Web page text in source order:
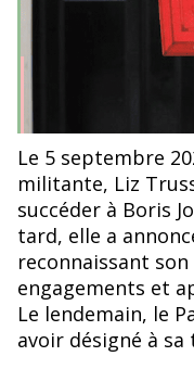
Le 5 septembre
militante, Liz
succéder à Boris
tard, elle a
reconnaissant
engagements et
Le lendemain, le
avoir désigné à